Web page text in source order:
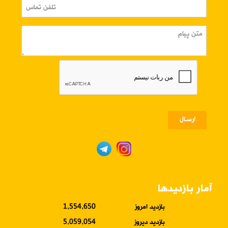
ارسـال
آمار بازدیدها
بازدید امروز
1,554,650
بازدید دیروز
5,059,054